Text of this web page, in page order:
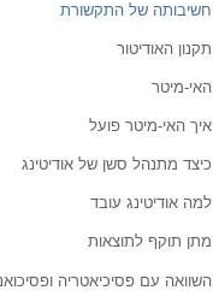
חשיבותה של התקשורת
תקנון האודיטור
האי-מיטר
איך האי-מיטר פועל
כיצד מתנהל סשן של אודיטינג
למה אודיטינג עובד
מתן תוקף לתוצאות
השוואה עם פסיכיאטריה